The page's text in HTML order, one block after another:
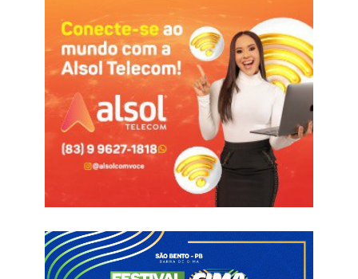
Esta será sua primeira experiência no futebol paraibano.
Revelado pelo Botafogo-SP, Gustavo também já atuou pelo
Real Noroeste e pelo São Francisco-PA.
Este é o quarto reforço confirmado pela diretoria do Canário
do Sertão para a próxima temporada. Além do goleiro, o
Verdão Maravilha já anunciou o volante Walfrido e os meias
Dos Santos e Vitinho. O time terá como técnico Felipe Soares,
que comandará a equipe no estadual de 2026.
O clube segue em busca de novos reforços para completar a
equipe e iniciar a preparação para a disputa do campeonato
estadual. A expectativa é que outras contratações sejam
anunciadas nos próximos dias.